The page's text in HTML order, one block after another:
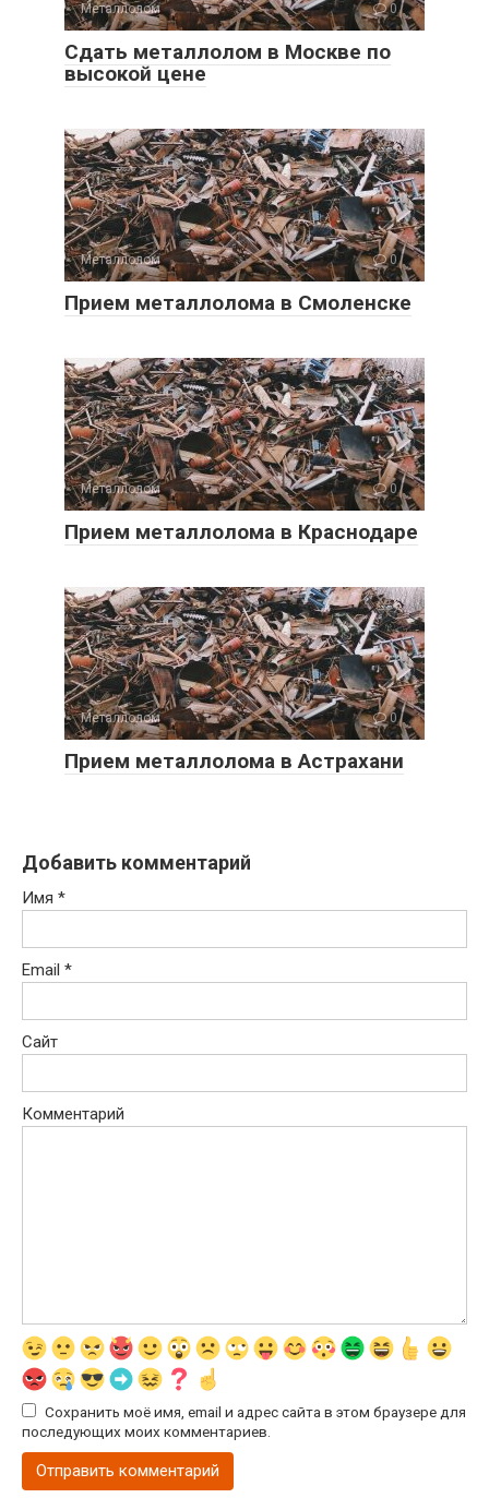
Металлолом 0
Сдать металлолом в Москве по
высокой цене
Металлолом 0
Прием металлолома в Смоленске
Металлолом 0
Прием металлолома в Краснодаре
Металлолом 0
Прием металлолома в Астрахани
Добавить комментарий
Имя *
Email *
Сайт
Комментарий
Сохранить моё имя, email и адрес сайта в этом браузере для
последующих моих комментариев.